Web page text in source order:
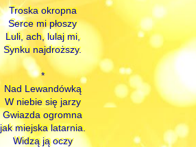
Troska okropna
Serce mi płoszy
Luli, ach, lulaj mi,
Synku najdroższy.
*
Nad Lewandówką
W niebie się jarzy
Gwiazda ogromna
jak miejska latarnia.
Widzą ją oczy